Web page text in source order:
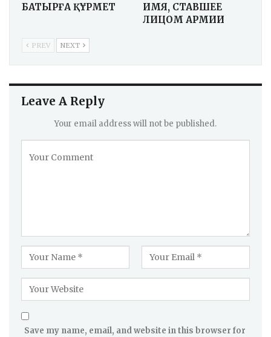
БАТЫРҒА ҚҰРМЕТ
ИМЯ, СТАВШЕЕ
ЛИЦОМ АРМИИ
PREV NEXT
Leave A Reply
Your email address will not be published.
Save my name, email, and website in this browser for